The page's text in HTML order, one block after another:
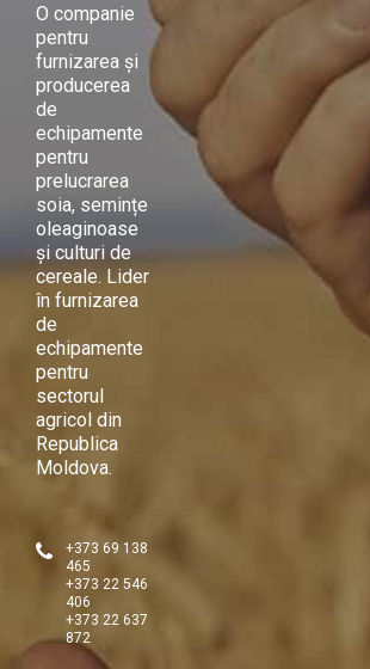
O companie
pentru
furnizarea și
producerea
de
echipamente
pentru
prelucrarea
soia, semințe
oleaginoase
și culturi de
cereale. Lider
în furnizarea
de
echipamente
pentru
sectorul
agricol din
Republica
Moldova.
+373 69 138
465
+373 22 546
406
+373 22 637
872